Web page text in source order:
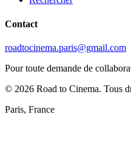
Contact
roadtocinema.paris@gmail.com
Pour toute demande de
© 2026 Road to Cinema. Tous
Paris, France